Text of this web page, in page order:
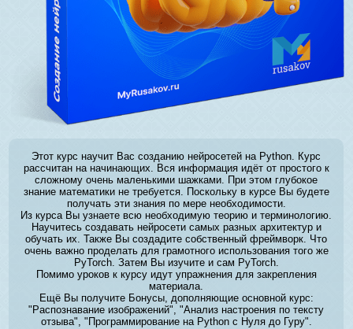
Этот курс научит Вас созданию нейросетей на Python. Курс
рассчитан на начинающих. Вся информация идёт от простого к
сложному очень маленькими шажками. При этом глубокое
знание математики не требуется. Поскольку в курсе Вы будете
получать эти знания по мере необходимости.
Из курса Вы узнаете всю необходимую теорию и терминологию.
Научитесь создавать нейросети самых разных архитектур и
обучать их. Также Вы создадите собственный фреймворк. Что
очень важно проделать для грамотного использования того же
PyTorch. Затем Вы изучите и сам PyTorch.
Помимо уроков к курсу идут упражнения для закрепления
материала.
Ещё Вы получите Бонусы, дополняющие основной курс:
"Распознавание изображений", "Анализ настроения по тексту
отзыва", "Программирование на Python с Нуля до Гуру".